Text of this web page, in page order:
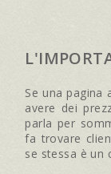
Se una pagina
avere dei
parla per
fa trovare
se stessa è un